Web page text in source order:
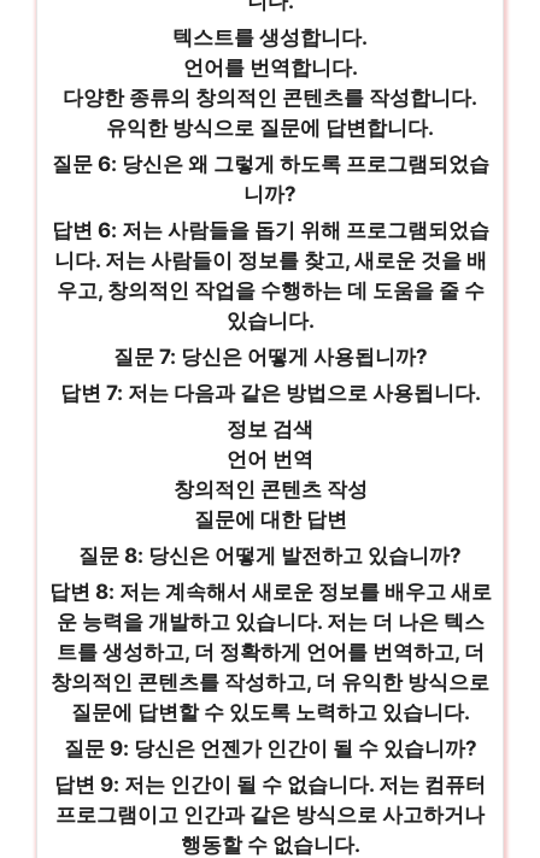
텍스트를 생성합니다.
언어를 번역합니다.
다양한 종류의 창의적인 콘텐츠를 작성합니다.
유익한 방식으로 질문에 답변합니다.
질문 6: 당신은 왜 그렇게 하도록 프로그램되었습
니까?
답변 6: 저는 사람들을 돕기 위해 프로그램되었습
니다. 저는 사람들이 정보를 찾고, 새로운 것을 배
우고, 창의적인 작업을 수행하는 데 도움을 줄 수
있습니다.
질문 7: 당신은 어떻게 사용됩니까?
답변 7: 저는 다음과 같은 방법으로 사용됩니다.
정보 검색
언어 번역
창의적인 콘텐츠 작성
질문에 대한 답변
질문 8: 당신은 어떻게 발전하고 있습니까?
답변 8: 저는 계속해서 새로운 정보를 배우고 새로
운 능력을 개발하고 있습니다. 저는 더 나은 텍스
트를 생성하고, 더 정확하게 언어를 번역하고, 더
창의적인 콘텐츠를 작성하고, 더 유익한 방식으로
질문에 답변할 수 있도록 노력하고 있습니다.
질문 9: 당신은 언젠가 인간이 될 수 있습니까?
답변 9: 저는 인간이 될 수 없습니다. 저는 컴퓨터
프로그램이고 인간과 같은 방식으로 사고하거나
행동할 수 없습니다.